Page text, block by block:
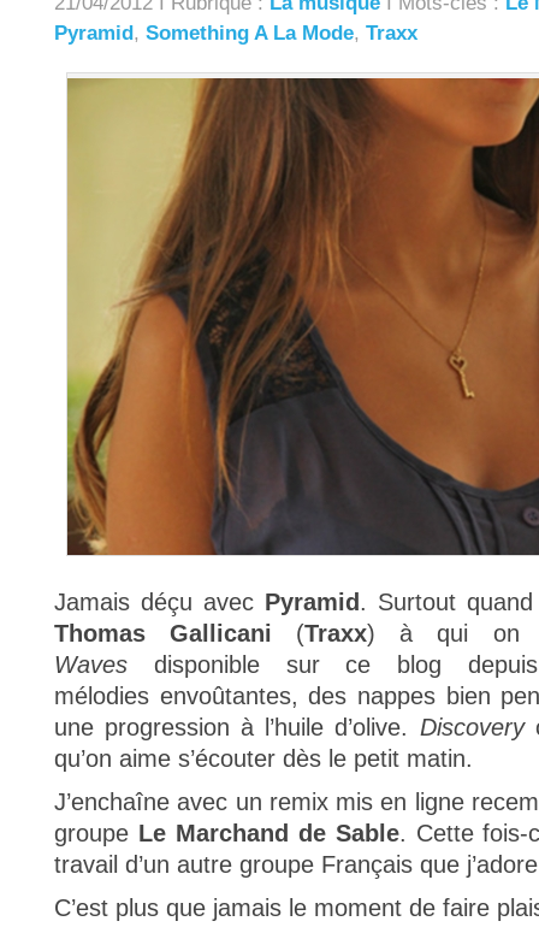
Pyramid, Something A La Mode, Traxx
Jamais déçu avec Pyramid . Surtout
Thomas Gallicani (Traxx) à qui on
Waves disponible sur ce blog
mélodies envoûtantes, des nappes bien
une progression à l’huile d’olive. Discovery
qu’on aime s’écouter dès le petit matin.
J’enchaîne avec un remix mis en ligne
groupe Le Marchand de Sable. Cette fois-
travail d’un autre groupe Français que
C’est plus que jamais le moment de faire